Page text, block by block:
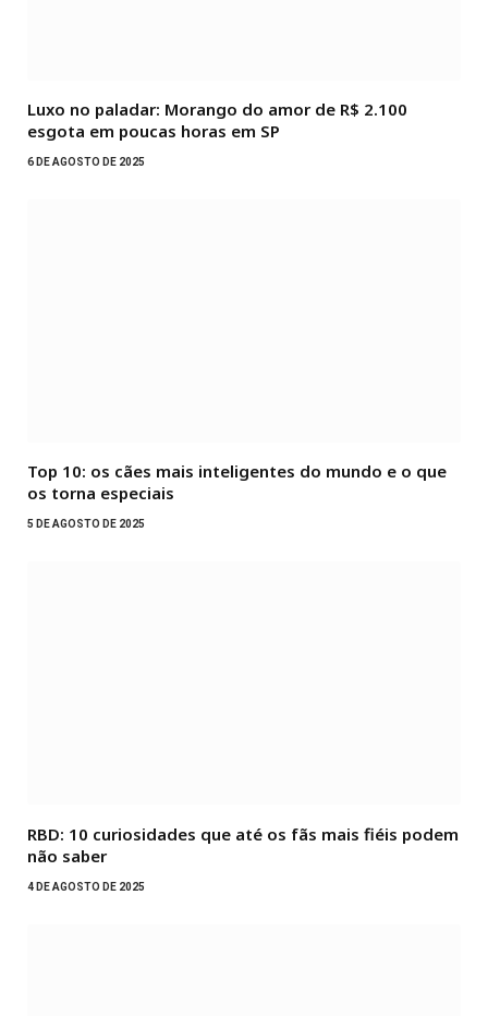
Luxo no paladar: Morango do amor de R$ 2.100
esgota em poucas horas em SP
6 DE AGOSTO DE 2025
Top 10: os cães mais inteligentes do mundo e o que
os torna especiais
5 DE AGOSTO DE 2025
RBD: 10 curiosidades que até os fãs mais fiéis podem
não saber
4 DE AGOSTO DE 2025